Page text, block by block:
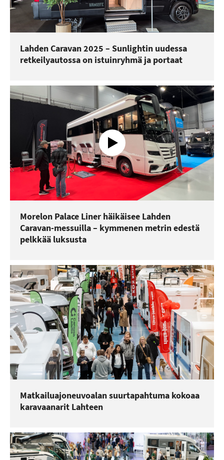
Lahden Caravan 2025 – Sunlightin uudessa
retkeilyautossa on istuinryhmä ja portaat
Morelon Palace Liner häikäisee Lahden
Caravan-messuilla – kymmenen metrin edestä
pelkkää luksusta
Matkailuajoneuvoalan suurtapahtuma kokoaa
karavaanarit Lahteen